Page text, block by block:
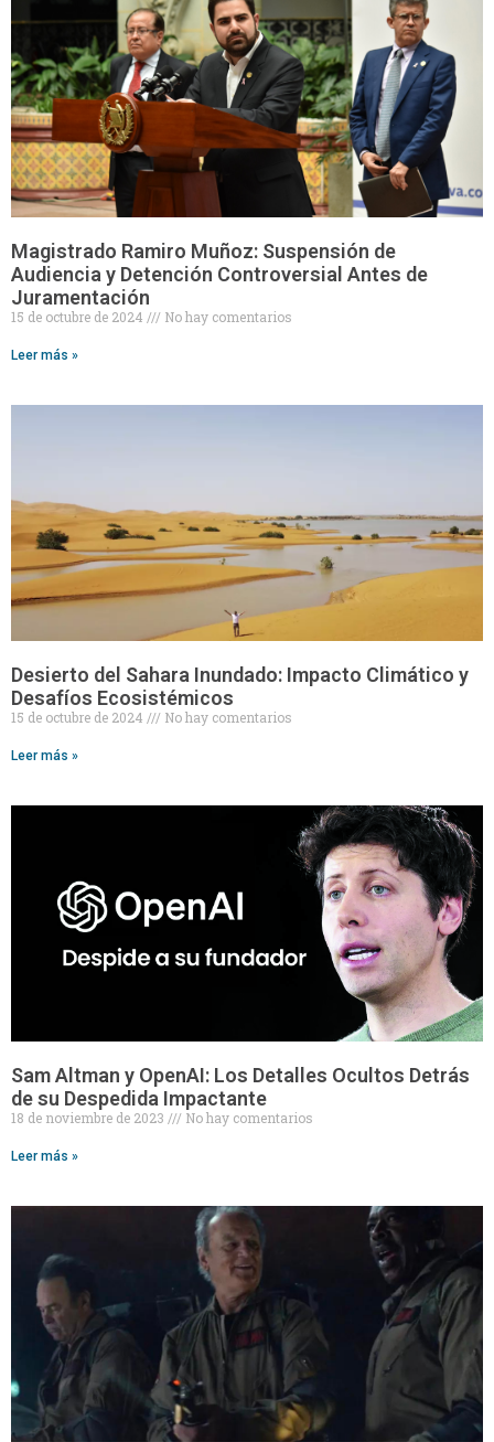
Magistrado Ramiro Muñoz: Suspensión de
Audiencia y Detención Controversial Antes de
Juramentación
15 de octubre de 2024 No hay comentarios
Leer más »
Desierto del Sahara Inundado: Impacto Climático y
Desafíos Ecosistémicos
15 de octubre de 2024 No hay comentarios
Leer más »
Sam Altman y OpenAI: Los Detalles Ocultos Detrás
de su Despedida Impactante
18 de noviembre de 2023 No hay comentarios
Leer más »